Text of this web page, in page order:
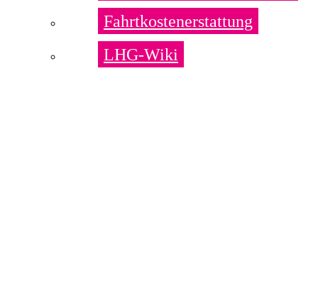
Fahrtkostenerstattung
LHG-Wiki